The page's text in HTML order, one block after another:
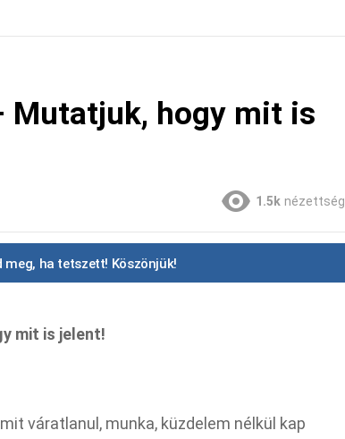
Mutatjuk, hogy mit is
1.5k nézettség
meg, ha tetszett! Köszönjük!
mit is jelent!
váratlanul, munka, küzdelem nélkül kap